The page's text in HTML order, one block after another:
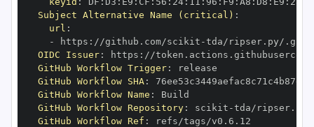
Subject Alternative Name (critical) :
url :
-
https : //github.com/scikit -
OIDC Issuer: https :
GitHub Workflow Trigger:
GitHub Workflow SHA:
GitHub Workflow Name :
GitHub Workflow Repository: scikit -
GitHub Workflow Ref :